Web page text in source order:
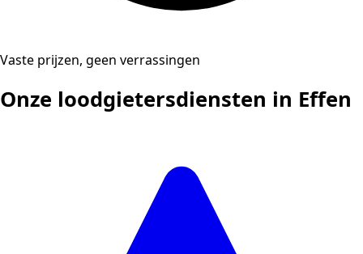
Vaste prijzen, geen verrassingen
Onze loodgietersdiensten in Effen